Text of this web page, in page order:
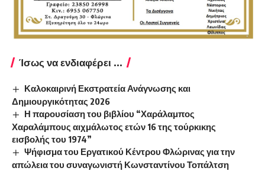
Ίσως να ενδιαφέρει ...
Καλοκαιρινή Εκστρατεία Ανάγνωσης και
Δημιουργικότητας 2026
Η παρουσίαση του βιβλίου “Χαράλαμπος
Χαραλάμπους αιχμάλωτος ετών 16 της τούρκικης
εισβολής του 1974”
Ψήφισμα του Εργατικού Κέντρου Φλώρινας για την
απώλεια του συναγωνιστή Κωνσταντίνου Τοπάλτση